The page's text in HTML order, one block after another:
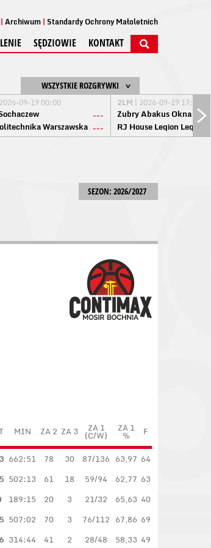
Archiwum Standardy Ochrony Małoletnich
SĘDZIOWIE KONTAKT
WSZYSTKIE ROZGRYWKI
09-19 00:00
---
Warszawska ---
2LM | 2026-09-19 17:00
Żubry Abakus Okna
RJ House Legion
SEZON: 2026/2027
MIN ZA 2 ZA 3 ZA 1
(C/W)
ZA 1
% F
662:51 78 30 87/136 63,97 64
502:13 61 18 59/94 62,77 63
189:15 20 3 21/32 65,63 40
507:02 70 3 76/112 67,86 69
314:44 41 2 28/48 58,33 49